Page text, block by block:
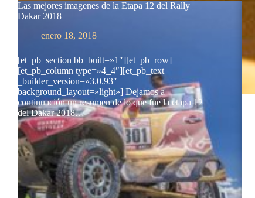
Las mejores imagenes de la Etapa 12 del Rally
Dakar 2018
enero 18, 2018
[et_pb_section bb_built=»1″][et_pb_row]
[et_pb_column type=»4_4″][et_pb_text
_builder_version=»3.0.93″
background_layout=»light»] Dejamos a
continuación un resumen de lo que fue la etapa 12
del Dakar 2018…